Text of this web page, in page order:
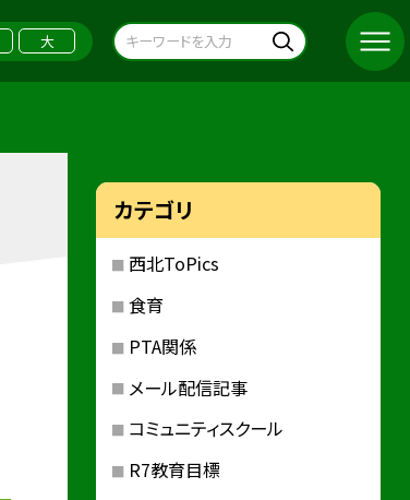
大
カテゴリ
西北ToPics
食育
PTA関係
メール配信記事
コミュニティスクール
R7教育目標